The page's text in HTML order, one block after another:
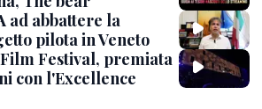
ad abbattere la
pilota in Veneto
Festival, premiata
con l'Excellence